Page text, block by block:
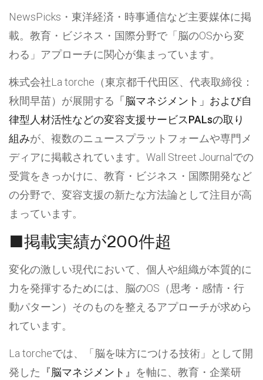
NewsPicks・東洋経済・時事通信など主要媒体に掲
載。教育・ビジネス・国際分野で「脳のOSから変
わる」アプローチに関心が集まっています。
株式会社La torche（東京都千代田区、代表取締役：
秋間早苗）が展開する 「脳マネジメント」および自
律型人材活性などの変容支援サービスPALsの取り
組みが、複数のニュースプラットフォームや専門メ
ディアに掲載されています。Wall Street Journalでの
受賞をきっかけに、教育・ビジネス・国際開発など
の分野で、変容支援の新たな方法論として注目が高
まっています。
■掲載実績が200件超
変化の激しい現代において、個人や組織が本質的に
力を発揮するためには、脳のOS（思考・感情・行
動パターン）そのものを整えるアプローチが求めら
れています。
La torcheでは、「脳を味方につける技術」として開
発した 『脳マネジメント』 を軸に、教育・企業研